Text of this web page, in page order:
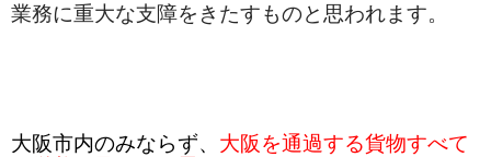
水澄まいる（アルカリ型）
業務に重大な支障をきたすものと思われます。
大阪市内のみならず、 大阪を通過する貨物すべて